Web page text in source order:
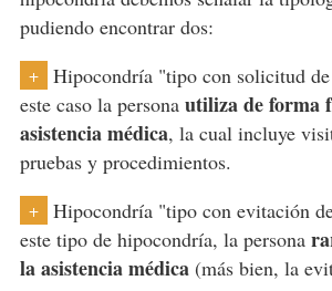
pudiendo encontrar dos:
+
Hipocondría "tipo con solicitud
este caso la persona utiliza de forma
asistencia médica, la cual incluye
pruebas y procedimientos.
+
Hipocondría "tipo con evitación
este tipo de hipocondría, la persona
la asistencia médica(más bien, la